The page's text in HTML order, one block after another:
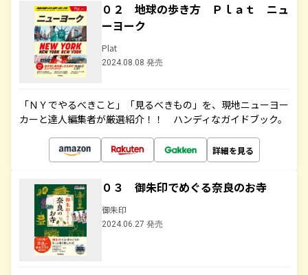
０２ 地球の歩き方 Ｐｌａｔ ニュ
ーヨーク
Plat
2024.08.08 発売
「ＮＹでやるべきこと」「見るべきもの」を、現地ニューヨー
カーと達人編集者が厳選紹介！！ ハンディなガイドブック。
詳細を見る
０３ 御朱印でめぐる奈良のお寺
御朱印
2024.06.27 発売